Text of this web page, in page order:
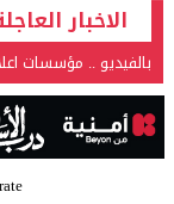
الاخبار
بالفيديو .. مؤسسات
في قضيتها مع طارق
بالفيديو .. إرادة
عشرين عاما من دخل الفرد ٤٠٠$ سنويا الى ٦٠٠٠ $ ، فهل